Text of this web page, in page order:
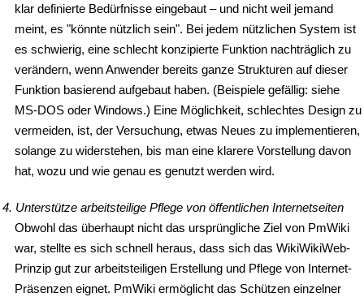
klar definierte Bedürfnisse eingebaut – und nicht weil jemand
meint, es "könnte nützlich sein". Bei jedem nützlichen System ist
es schwierig, eine schlecht konzipierte Funktion nachträglich zu
verändern, wenn Anwender bereits ganze Strukturen auf dieser
Funktion basierend aufgebaut haben. (Beispiele gefällig: siehe
MS-DOS oder Windows.) Eine Möglichkeit, schlechtes Design zu
vermeiden, ist, der Versuchung, etwas Neues zu implementieren,
solange zu widerstehen, bis man eine klarere Vorstellung davon
hat, wozu und wie genau es genutzt werden wird.
4. Unterstütze arbeitsteilige Pflege von öffentlichen Internetseiten
Obwohl das überhaupt nicht das ursprüngliche Ziel von PmWiki
war, stellte es sich schnell heraus, dass sich das WikiWikiWeb-
Prinzip gut zur arbeitsteiligen Erstellung und Pflege von Internet-
Präsenzen eignet. PmWiki ermöglicht das Schützen einzelner